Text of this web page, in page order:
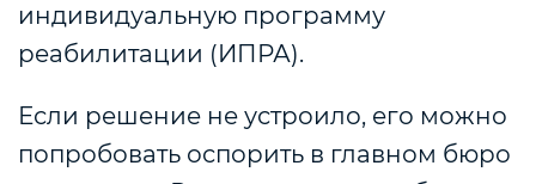
индивидуальную программу
реабилитации (ИПРА).
Если решение не устроило, его можно
попробовать оспорить в главном бюро